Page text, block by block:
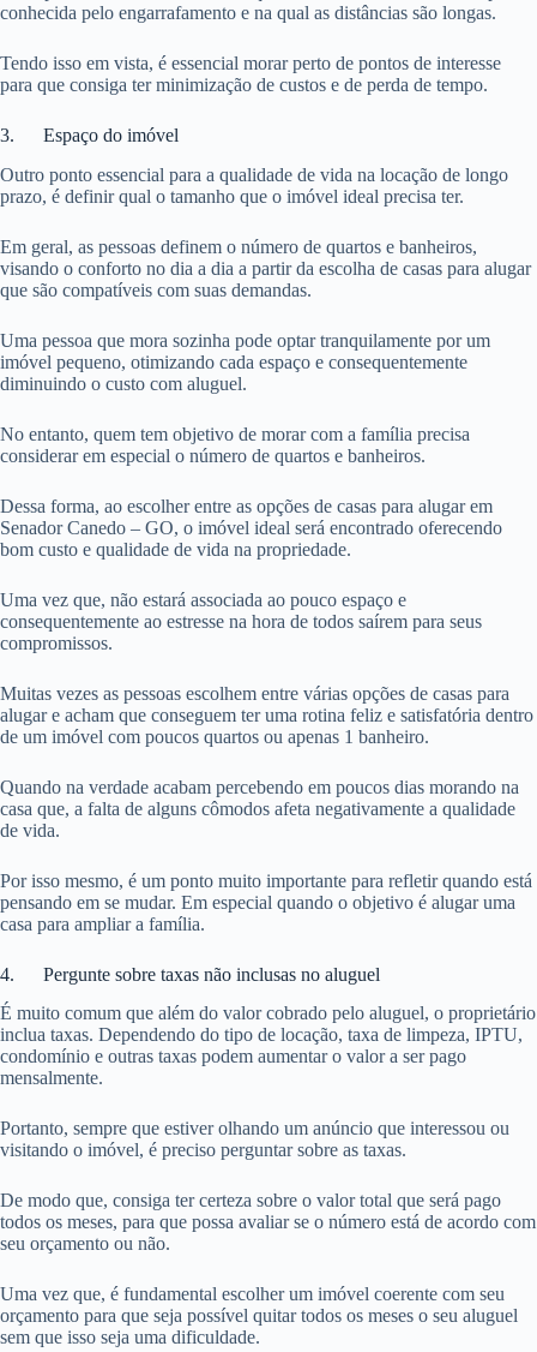
conhecida pelo engarrafamento e na qual as distâncias são longas.
Tendo isso em vista, é essencial morar perto de pontos de interesse
para que consiga ter minimização de custos e de perda de tempo.
3. Espaço do imóvel
Outro ponto essencial para a qualidade de vida na locação de longo
prazo, é definir qual o tamanho que o imóvel ideal precisa ter.
Em geral, as pessoas definem o número de quartos e banheiros,
visando o conforto no dia a dia a partir da escolha de casas para alugar
que são compatíveis com suas demandas.
Uma pessoa que mora sozinha pode optar tranquilamente por um
imóvel pequeno, otimizando cada espaço e consequentemente
diminuindo o custo com aluguel.
No entanto, quem tem objetivo de morar com a família precisa
considerar em especial o número de quartos e banheiros.
Dessa forma, ao escolher entre as opções de casas para alugar em
Senador Canedo – GO, o imóvel ideal será encontrado oferecendo
bom custo e qualidade de vida na propriedade.
Uma vez que, não estará associada ao pouco espaço e
consequentemente ao estresse na hora de todos saírem para seus
compromissos.
Muitas vezes as pessoas escolhem entre várias opções de casas para
alugar e acham que conseguem ter uma rotina feliz e satisfatória dentro
de um imóvel com poucos quartos ou apenas 1 banheiro.
Quando na verdade acabam percebendo em poucos dias morando na
casa que, a falta de alguns cômodos afeta negativamente a qualidade
de vida.
Por isso mesmo, é um ponto muito importante para refletir quando está
pensando em se mudar. Em especial quando o objetivo é alugar uma
casa para ampliar a família.
4. Pergunte sobre taxas não inclusas no aluguel
É muito comum que além do valor cobrado pelo aluguel, o proprietário
inclua taxas. Dependendo do tipo de locação, taxa de limpeza, IPTU,
condomínio e outras taxas podem aumentar o valor a ser pago
mensalmente.
Portanto, sempre que estiver olhando um anúncio que interessou ou
visitando o imóvel, é preciso perguntar sobre as taxas.
De modo que, consiga ter certeza sobre o valor total que será pago
todos os meses, para que possa avaliar se o número está de acordo com
seu orçamento ou não.
Uma vez que, é fundamental escolher um imóvel coerente com seu
orçamento para que seja possível quitar todos os meses o seu aluguel
sem que isso seja uma dificuldade.